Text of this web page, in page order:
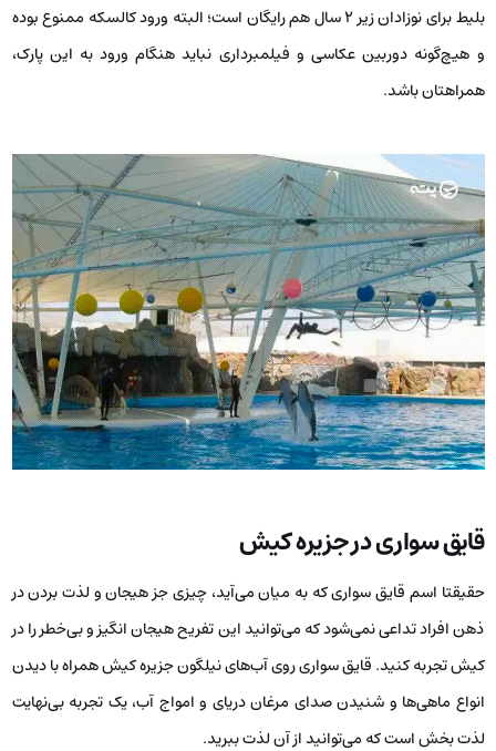
بلیط برای نوزادان زیر ۲ سال هم رایگان است؛ البته ورود کالسکه ممنوع بوده
و هیچ‌گونه دوربین عکاسی و فیلمبرداری نباید هنگام ورود به این پارک،
همراهتان باشد.
قایق سواری در جزیره کیش
حقیقتا اسم قایق سواری که به میان می‌آید، چیزی جز هیجان و لذت بردن در
ذهن افراد تداعی نمی‌شود که می‌توانید این تفریح هیجان انگیز و بی‌خطر را در
کیش تجربه کنید. قایق سواری روی آب‌های نیلگون جزیره کیش همراه با دیدن
انواع ماهی‌ها و شنیدن صدای مرغان دریای و امواج آب، یک تجربه بی‌نهایت
لذت بخش است که می‌توانید از آن لذت ببرید.